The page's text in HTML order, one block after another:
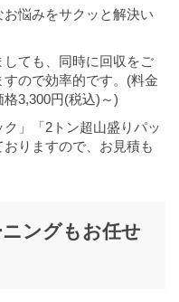
悩みをサクッと解決い
ても、同時に回収をご
ので効率的です。(料金
3,300円(税込)～)
」「2トン超山盛りパッ
りますので、お見積も
ングもお任せ